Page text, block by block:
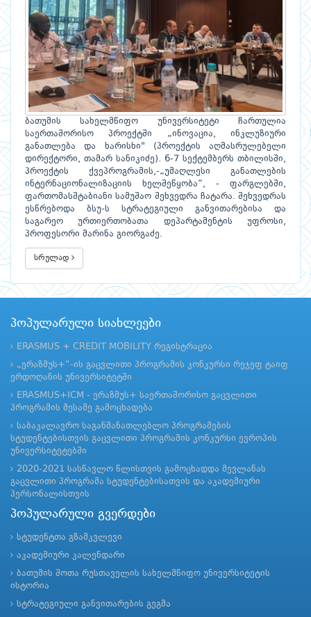
ბათუმის სახელმწიფო უნივერსიტეტი ჩართულია
საერთაშორისო პროექტში „ინოვაცია, ინკლუზიური
განათლება და ხარისხი" (პროექტის აღმასრულებელი
დირექტორი, თამარ სანიკიძე). 6-7 სექტემბერს თბილისში,
პროექტის ქვეპროგრამის,-„უმაღლესი განათლების
ინტერნაციონალიზაციის ხელშეწყობა“, - ფარგლებში,
ფართომასშტაბიანი სამუშაო შეხვედრა ჩატარა. შეხვედრას
ესწრებოდა ბსუ-ს სტრატეგიული განვითარებისა და
საგარეო ურთიერთობათა დეპარტამენტის უფროსი,
პროფესორი მარინა გიორგაძე.
სრულად
პოპულარული სიახლეები
ERASMUS + CREDIT MOBILITY რეგისტრაცია
„ერაზმუს+“-ის გაცვლითი პროგრამის კონკურსი რეჯეფ ტაიფ
ერდოღანის უნივერსიტეტში
ERASMUS+ICM - ერაზმუს+ საერთაშორისო გაცვლითი
პროგრამის მესამე გამოცხადება
საბაკალავრო საგანმანათლებლო პროგრამების
სტუდენტებისთვის გაცვლითი პროგრამის კონკურსი ევროპის
უნივერსიტეტებში
2020-2021 სასწავლო წლისთვის გამოცხადდა მევლანას
გაცვლითი პროგრამა სტუდენტებისათვის და აკადემიური
პერსონალისთვის
პოპულარული გვერდები
სტუდენტთა გზამკვლევი
აკადემიური კალენდარი
ბათუმის შოთა რუსთაველის სახელმწიფო უნივერსიტეტის
ისტორია
სტრატეგიული განვითარების გეგმა